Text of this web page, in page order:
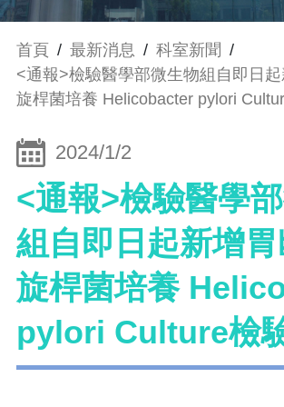
首頁 / 最新消息 / 科室新聞 /
<通報>檢驗醫學部微生物組自即日
旋桿菌培養 Helicobacter pylori
2024/1/2
<通報>檢驗醫學
組自即日起新增
旋桿菌培養
pylori Culture檢